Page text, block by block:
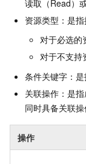
读取（Read）
资源类型：是
对于必选的
对于不支持
条件关键字：是
关联操作：是
同时具备关联操
操作